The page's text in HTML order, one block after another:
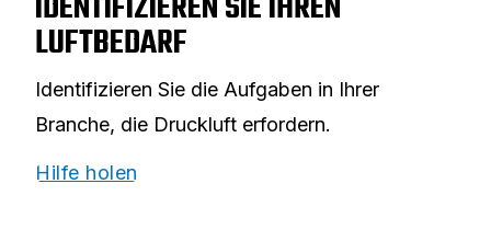
LUFTBEDARF
Identifizieren Sie die Aufgaben in Ihrer
Branche, die Druckluft erfordern.
Hilfe holen